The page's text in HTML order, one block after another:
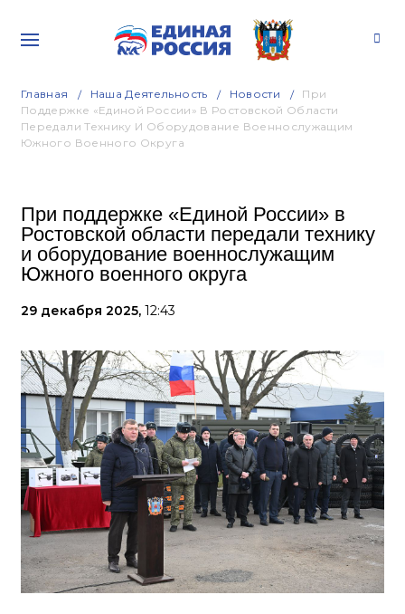
Главная Наша Деятельность Новости
При
Поддержке «Единой России» В Ростовской Области
Передали Технику И Оборудование Военнослужащим
Южного Военного Округа
При поддержке «Единой России» в
Ростовской области передали технику
и оборудование военнослужащим
Южного военного округа
29 декабря 2025, 12:43